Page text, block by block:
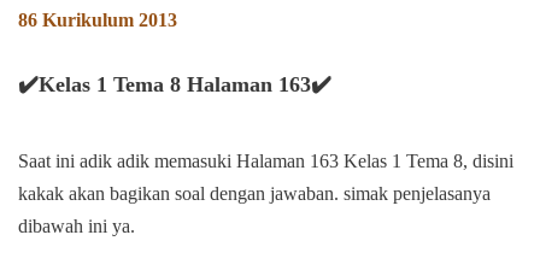
86 Kurikulum 2013
✔️Kelas 1 Tema 8 Halaman 163✔️
Saat ini adik adik memasuki Halaman 163 Kelas 1 Tema 8, disini
kakak akan bagikan soal dengan jawaban. simak penjelasanya
dibawah ini ya.